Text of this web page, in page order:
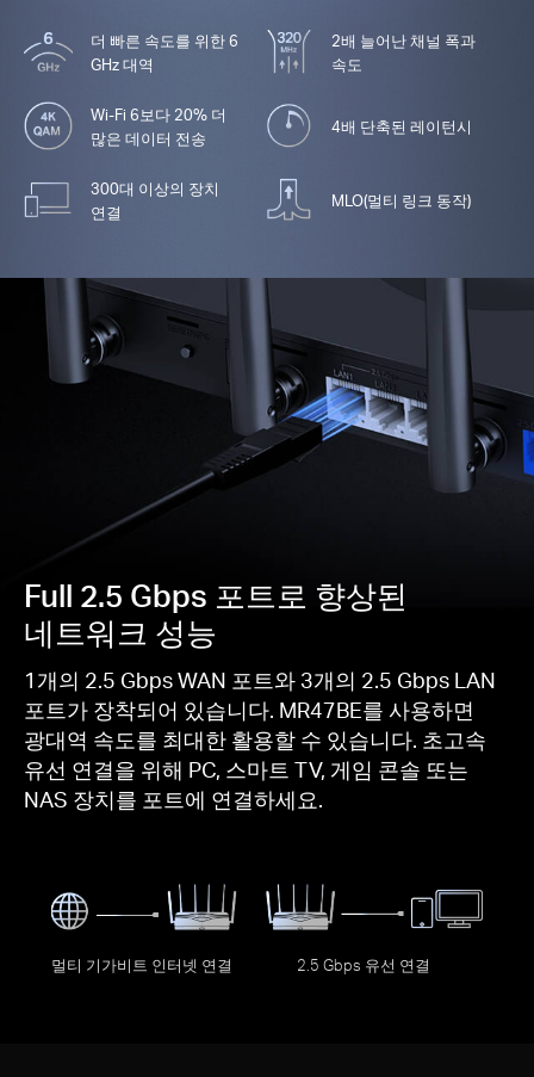
더 빠른 속도를 위한 6
GHz 대역
2배 늘어난 채널 폭과
속도
Wi-Fi 6보다 20% 더
많은 데이터 전송
4배 단축된 레이턴시
300대 이상의 장치
연결
MLO(멀티 링크 동작)
Full 2.5 Gbps 포트로 향상된
네트워크 성능
1개의 2.5 Gbps WAN 포트와 3개의 2.5 Gbps LAN
포트가 장착되어 있습니다. MR47BE를 사용하면
광대역 속도를 최대한 활용할 수 있습니다. 초고속
유선 연결을 위해 PC, 스마트 TV, 게임 콘솔 또는
NAS 장치를 포트에 연결하세요.
2.5 Gbps 유선 연결
멀티 기가비트 인터넷 연결